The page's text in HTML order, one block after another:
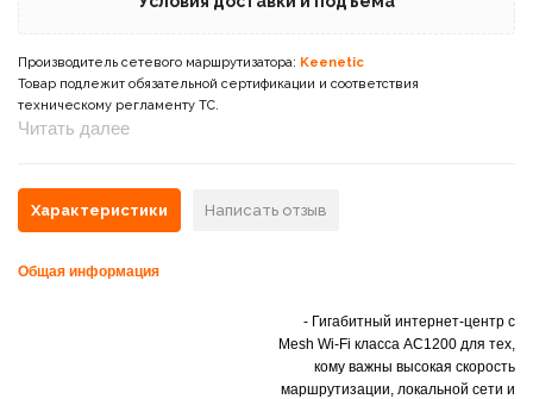
Производитель сетевого маршрутизатора: Keenetic
Товар подлежит обязательной сертификации и соответствия
техническому регламенту ТС.
Читать далее
Характеристики Написать отзыв
Общая информация
- Гигабитный интернет-центр с
Mesh Wi-Fi класса AC1200 для тех,
кому важны высокая скорость
маршрутизации, локальной сети и